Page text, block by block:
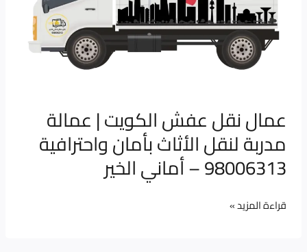
عمال نقل عفش الكويت | عمالة
مدربة لنقل الأثاث بأمان واحترافية
98006313 – أماني الخير
عمالة
بأمان
واحترافية
98006313
–
أماني
الخير
قراءة المزيد »